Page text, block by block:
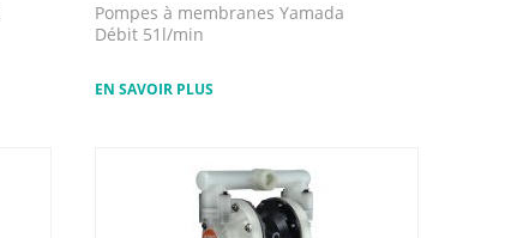
Pompes à membranes Yamada
Débit 51l/min
EN SAVOIR PLUS